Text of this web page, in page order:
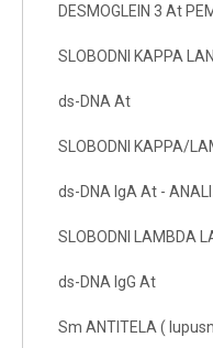
DESMOGLEIN 3 At
SLOBODNI KAPPA
ds-DNA At
SLOBODNI KAPPA/
ds-DNA IgA At -
SLOBODNI LAMBDA
ds-DNA IgG At
Sm ANTITELA (